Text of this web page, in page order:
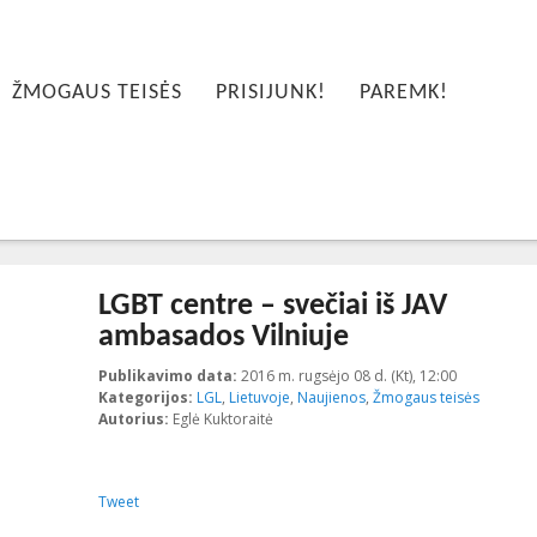
ŽMOGAUS TEISĖS PRISIJUNK! PAREMK!
LGBT centre – svečiai iš JAV
ambasados Vilniuje
Publikavimo data: 2016 m. rugsėjo 08 d. (Kt), 12:00
Kategorijos: LGL, Lietuvoje, Naujienos, Žmogaus teisės
Autorius: Eglė Kuktoraitė
Tweet